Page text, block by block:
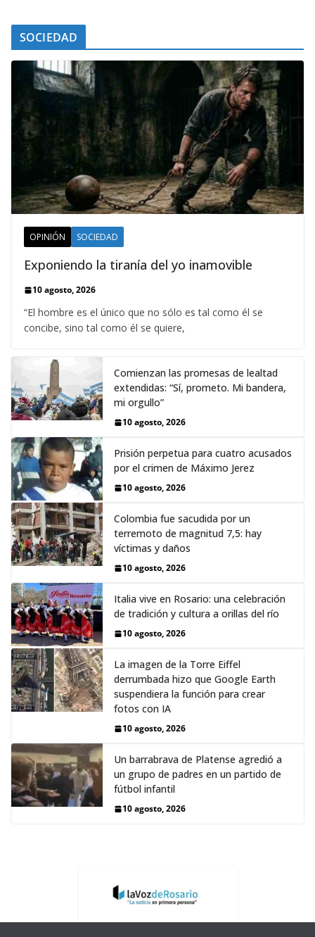
SOCIEDAD
OPINIÓN SOCIEDAD
Exponiendo la tiranía del yo inamovible
10 agosto, 2026
“El hombre es el único que no sólo es tal como él se
concibe, sino tal como él se quiere,
Comienzan las promesas de lealtad
extendidas: “Sí, prometo. Mi bandera,
mi orgullo”
10 agosto, 2026
Prisión perpetua para cuatro acusados
por el crimen de Máximo Jerez
10 agosto, 2026
Colombia fue sacudida por un
terremoto de magnitud 7,5: hay
víctimas y daños
10 agosto, 2026
Italia vive en Rosario: una celebración
de tradición y cultura a orillas del río
10 agosto, 2026
La imagen de la Torre Eiffel
derrumbada hizo que Google Earth
suspendiera la función para crear
fotos con IA
10 agosto, 2026
Un barrabrava de Platense agredió a
un grupo de padres en un partido de
fútbol infantil
10 agosto, 2026